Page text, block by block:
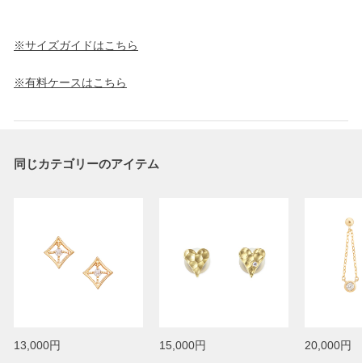
※サイズガイドはこちら
※有料ケースはこちら
同じカテゴリーのアイテム
13,000円 15,000円 20,000円